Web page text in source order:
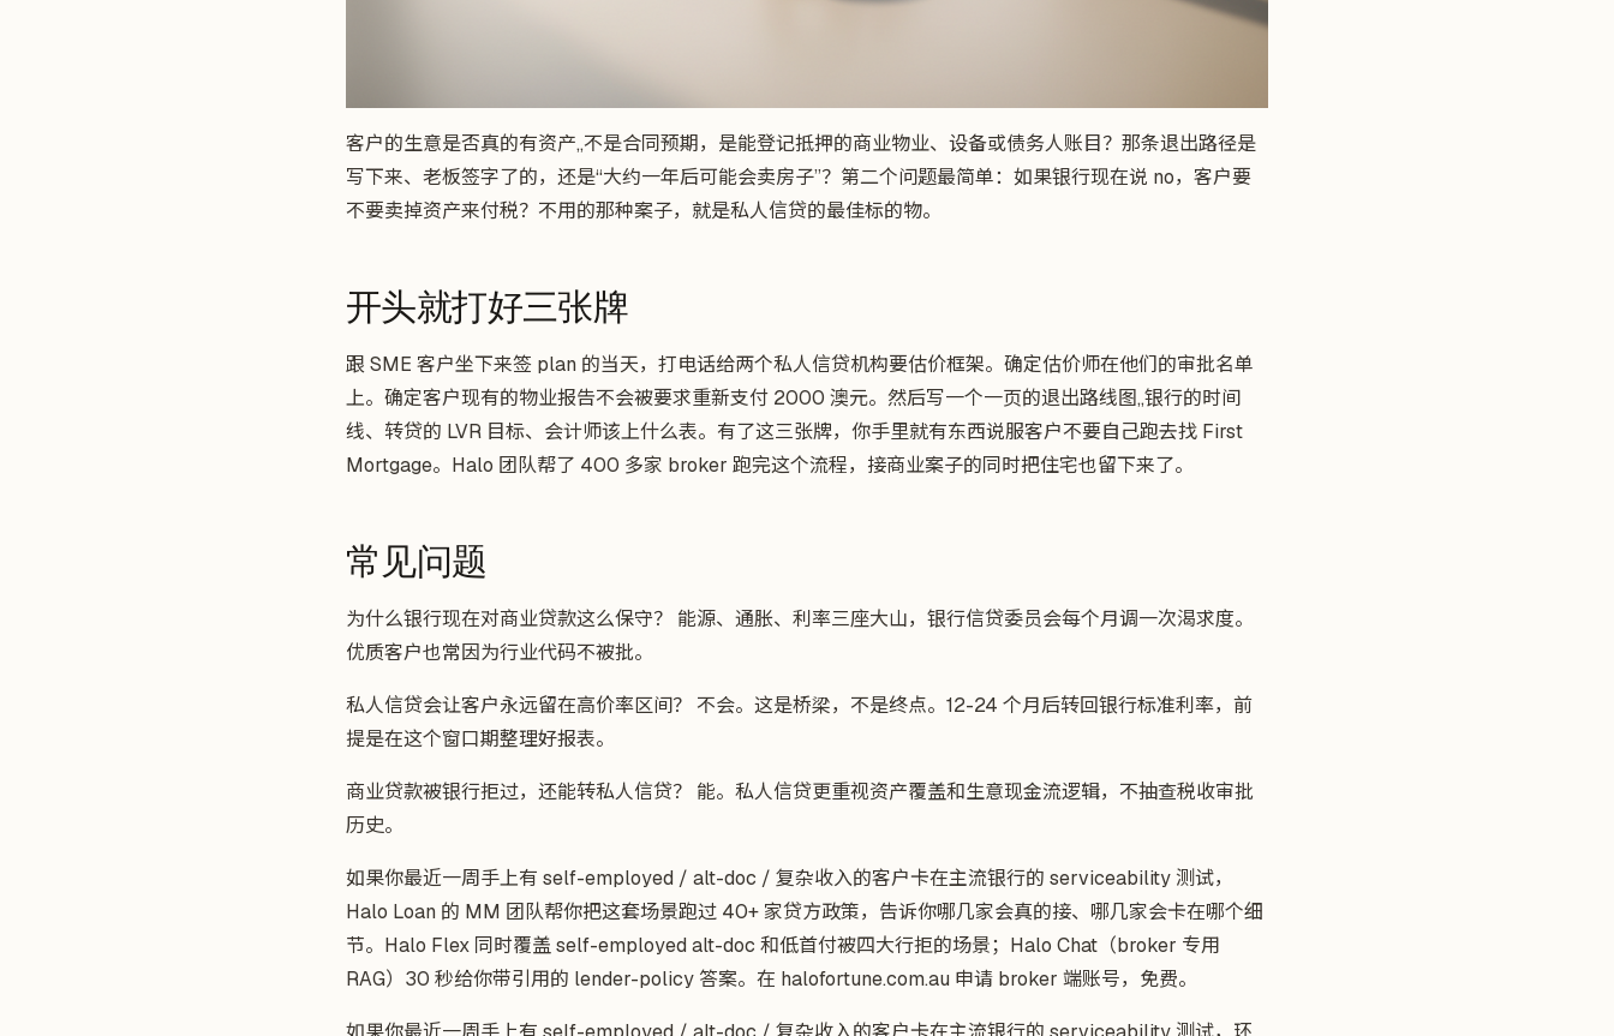
客户的生意是否真的有资产,,不是合同预期，是能登记抵押的商业物业、设备或债务人账目？那条退出路径是
写下来、老板签字了的，还是“大约一年后可能会卖房子”？第二个问题最简单：如果银行现在说 no，客户要
不要卖掉资产来付税？不用的那种案子，就是私人信贷的最佳标的物。
开头就打好三张牌
跟 SME 客户坐下来签 plan 的当天，打电话给两个私人信贷机构要估价框架。确定估价师在他们的审批名单
上。确定客户现有的物业报告不会被要求重新支付 2000 澳元。然后写一个一页的退出路线图,,银行的时间
线、转贷的 LVR 目标、会计师该上什么表。有了这三张牌，你手里就有东西说服客户不要自己跑去找 First
Mortgage。Halo 团队帮了 400 多家 broker 跑完这个流程，接商业案子的同时把住宅也留下来了。
常见问题
为什么银行现在对商业贷款这么保守？ 能源、通胀、利率三座大山，银行信贷委员会每个月调一次渴求度。
优质客户也常因为行业代码不被批。
私人信贷会让客户永远留在高价率区间？ 不会。这是桥梁，不是终点。12-24 个月后转回银行标准利率，前
提是在这个窗口期整理好报表。
商业贷款被银行拒过，还能转私人信贷？ 能。私人信贷更重视资产覆盖和生意现金流逻辑，不抽查税收审批
历史。
如果你最近一周手上有 self-employed / alt-doc / 复杂收入的客户卡在主流银行的 serviceability 测试，
Halo Loan 的 MM 团队帮你把这套场景跑过 40+ 家贷方政策，告诉你哪几家会真的接、哪几家会卡在哪个细
节。Halo Flex 同时覆盖 self-employed alt-doc 和低首付被四大行拒的场景；Halo Chat（broker 专用
RAG）30 秒给你带引用的 lender-policy 答案。在 halofortune.com.au 申请 broker 端账号，免费。